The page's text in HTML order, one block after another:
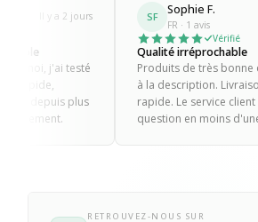
SF Sophie F.
FR · 1 avis
Il y a 4 jours
Vérifié
Qualité irréprochable
Produits de très bonne qualité, conformes
à la description. Livraison discrète et
rapide. Le service client a répondu à ma
question en moins d'une heure. Bravo !
RETROUVEZ-NOUS SUR